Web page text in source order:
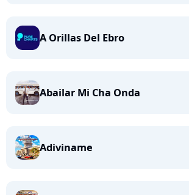
A Orillas Del Ebro
Abailar Mi Cha Onda
Adiviname